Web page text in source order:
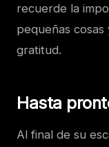
recuerde la
pequeñas
gratitud.
Hasta
Al final de su